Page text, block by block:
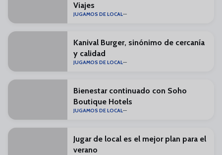
Viajes
JUGAMOS DE LOCAL
Kanival Burger, sinónimo de cercanía
y calidad
JUGAMOS DE LOCAL
Bienestar continuado con Soho
Boutique Hotels
JUGAMOS DE LOCAL
Jugar de local es el mejor plan para el
verano